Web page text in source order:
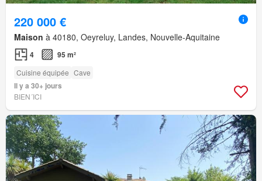
220 000 €
Maison à 40180, Oeyreluy, Landes, Nouvelle-Aquitaine
4 95 m²
Cuisine équipée Cave
Il y a 30+ jours
BIEN´ICI